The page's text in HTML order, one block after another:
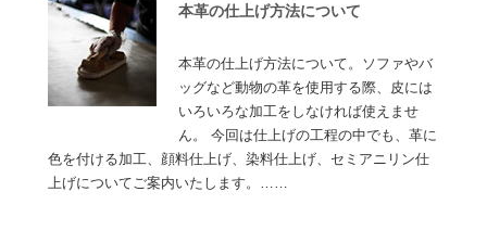
本革の仕上げ方法について
本革の仕上げ方法について。ソファやバ
ッグなど動物の革を使用する際、皮には
いろいろな加工をしなければ使えませ
ん。 今回は仕上げの工程の中でも、革に
色を付ける加工、顔料仕上げ、染料仕上げ、セミアニリン仕
上げについてご案内いたします。……